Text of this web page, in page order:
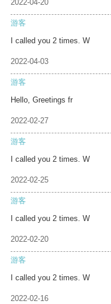
2022-04-20
游客
I called you 2 times. W
2022-04-03
游客
Hello, Greetings fr
2022-02-27
游客
I called you 2 times. W
2022-02-25
游客
I called you 2 times. W
2022-02-20
游客
I called you 2 times. W
2022-02-16